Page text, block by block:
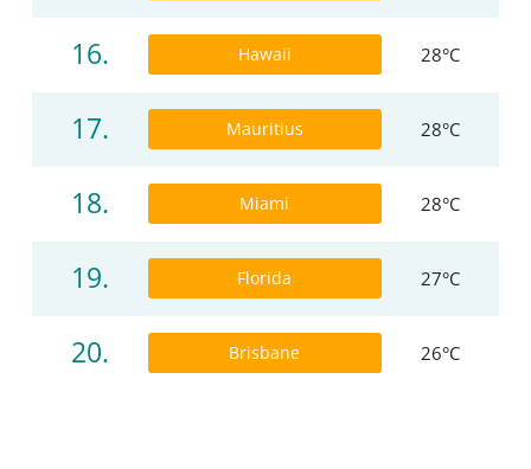
16. Hawaii 28°C
17. Mauritius 28°C
18. Miami 28°C
19. Florida 27°C
20. Brisbane 26°C